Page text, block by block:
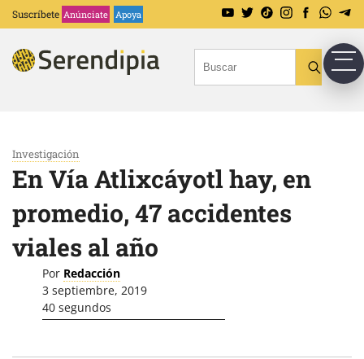
Suscríbete Anúnciate Apoya
Investigación
En Vía Atlixcáyotl hay, en
promedio, 47 accidentes
viales al año
Por Redacción
3 septiembre, 2019
40 segundos